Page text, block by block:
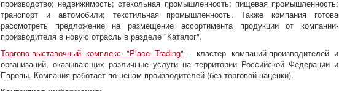
производство; недвижимость; стекольная промышленность; пищевая промышленность;
транспорт и автомобили; текстильная промышленность. Также компания готова
рассмотреть предложение на размещение ассортимента продукции от компании-
производителя в новую отрасль в разделе "Каталог".
Торгово-выставочный комплекс "Place Trading" - кластер компаний-производителей и
организаций, оказывающих различные услуги на территории Российской Федерации и
Европы. Компания работает по ценам производителей (без торговой наценки).